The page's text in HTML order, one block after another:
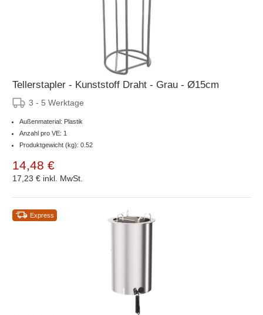
Tellerstapler - Kunststoff Draht - Grau - Ø15cm
3 - 5 Werktage
Außenmaterial: Plastik
Anzahl pro VE: 1
Produktgewicht (kg): 0.52
14,48 €
17,23 € inkl. MwSt.
Express